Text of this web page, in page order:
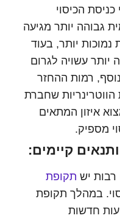
יותר מגיעה
יותר, בעוד
לגרום
ההחזר
שחברת
המתאים
תקופת
תקופת